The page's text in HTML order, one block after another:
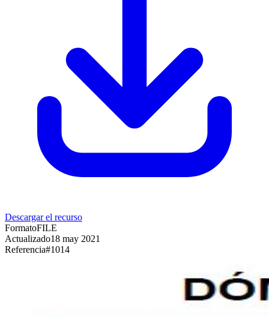
Descargar el recurso
FormatoFILE
Actualizado18 may 2021
Referencia#1014